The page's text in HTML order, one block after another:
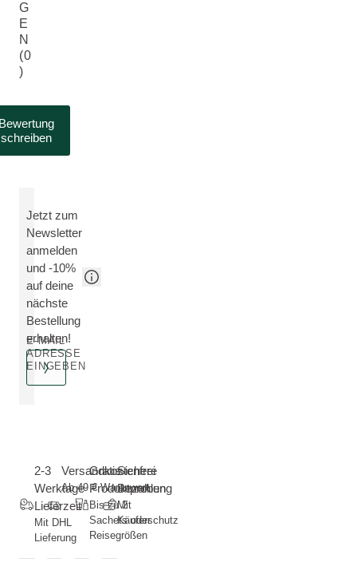
G
E
N
(0
)
schreiben
Jetzt zum
Newsletter
anmelden
und -10%
auf deine
nächste
Bestellung
erhalten!
E-MAIL
ADRESSE
EINGEBEN
2-3
Werktage
Lieferzeit
Mit DHL
Lieferung
Versandkostenfrei
Ab 49 € Warenwert
Gratis
Produktproben
Bis zu 2
Sachets oder
Reisegrößen
Sichere
Bezahlung
Mit
Käuferschutz